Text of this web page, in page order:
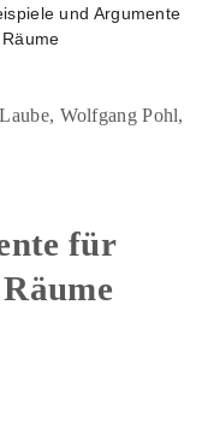
und Argumente
Wolfgang Pohl,
für